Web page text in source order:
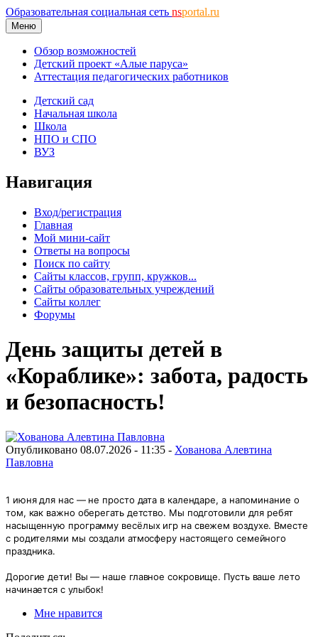
Образовательная социальная сеть nsportal.ru
Меню
Обзор возможностей
Детский проект «Алые паруса»
Аттестация педагогических работников
Детский сад
Начальная школа
Школа
НПО и СПО
ВУЗ
Навигация
Вход/регистрация
Главная
Мой мини-сайт
Ответы на вопросы
Поиск по сайту
Сайты классов, групп, кружков...
Сайты образовательных учреждений
Сайты коллег
Форумы
День защиты детей в
«Кораблике»: забота, радость
и безопасность!
Опубликовано 08.07.2026 - 11:35 - Хованова Алевтина
Павловна
1 июня для нас — не просто дата в календаре, а напоминание о
том, как важно оберегать детство. Мы подготовили для ребят
насыщенную программу весёлых игр на свежем воздухе. Вместе
с родителями мы создали атмосферу настоящего семейного
праздника.
Дорогие дети! Вы — наше главное сокровище. Пусть ваше лето
начинается с улыбок!
Мне нравится